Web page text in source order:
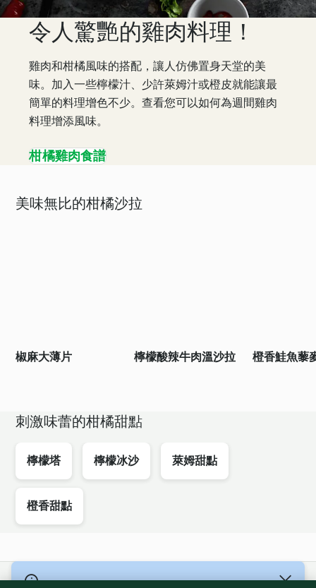
令人驚艷的雞肉料理！
雞肉和柑橘風味的搭配，讓人仿佛置身天堂的美
味。加入一些檸檬汁、少許萊姆汁或橙皮就能讓最
簡單的料理增色不少。查看您可以如何為週間雞肉
料理增添風味。
柑橘雞肉食譜
美味無比的柑橘沙拉
椒麻大薄片 檸檬酸辣牛肉溫沙拉 橙香鮭魚藜
刺激味蕾的柑橘甜點
檸檬塔 檸檬冰沙 萊姆甜點
橙香甜點